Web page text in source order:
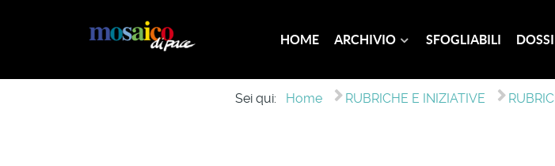
HOME ARCHIVIO SFOGLIABILI
Sei qui: Home RUBRICHE E INIZIATIVE